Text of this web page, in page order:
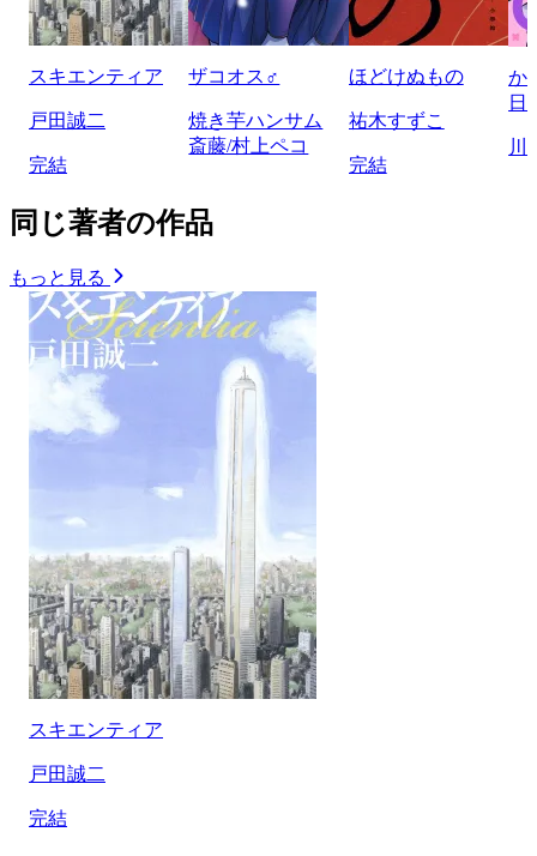
スキエンティア
戸田誠二
完結
ザコオス♂
焼き芋ハンサム
斎藤/村上ペコ
ほどけぬもの
祐木すずこ
完結
か
日
川
同じ著者の作品
もっと見る
スキエンティア
戸田誠二
完結